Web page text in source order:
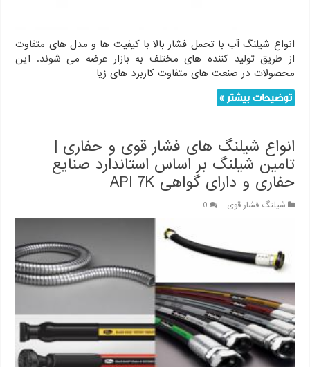
انواع شیلنگ آب با تحمل فشار بالا با کیفیت ها و مدل های متفاوت
از طریق تولید کننده های مختلف به بازار عرضه می شوند. این
محصولات در صنعت های متفاوت کاربرد های زیا
توضیحات بیشتر »
انواع شیلنگ های فشار قوی و حفاری |
تامین شیلنگ بر اساس استاندارد صنایع
حفاری و دارای گواهی API 7K
شیلنگ فشار قوی 0